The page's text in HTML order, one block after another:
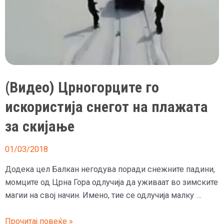
(Видео) Црногорците го
искористија снегот на плажата
за скијање
01/03/2018
Додека цел Балкан негодува поради снежните падини,
момците од Црна Гора одлучија да уживаат во зимските
магии на свој начин. Имено, тие се одлучија малку …
(Видео)
Прочитај повеќе »